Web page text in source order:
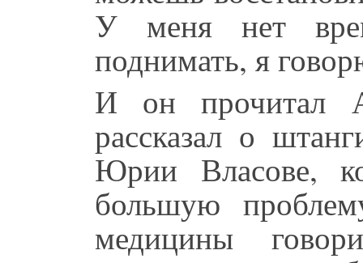
У меня нет
поднимать, я
И он прочитал
рассказал о
Юрии Власове,
большую
медицины